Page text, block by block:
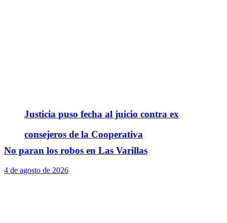
Justicia puso fecha al juicio contra ex
consejeros de la Cooperativa
No paran los robos en Las Varillas
4 de agosto de 2026